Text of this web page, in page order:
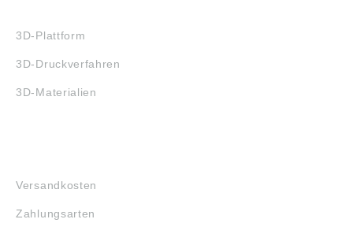
3D-Plattform
3D-Druckverfahren
3D-Materialien
Versandkosten
Zahlungsarten